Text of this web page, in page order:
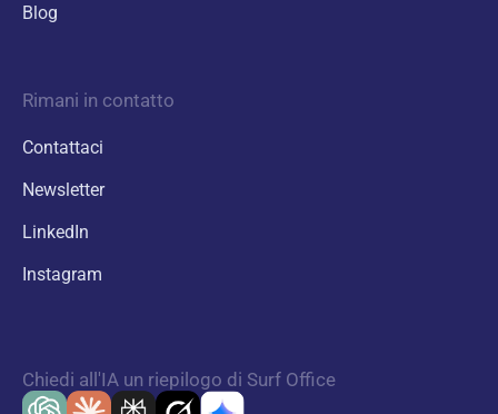
Blog
Rimani in contatto
Contattaci
Newsletter
LinkedIn
Instagram
Chiedi all'IA un riepilogo di Surf Office